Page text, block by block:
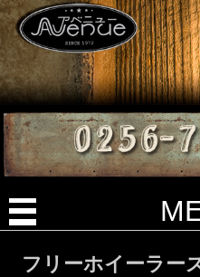
フリーホイーラー